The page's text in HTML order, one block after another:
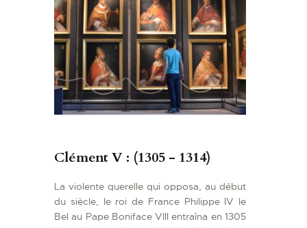
Clément V : (1305 - 1314)
La violente querelle qui opposa, au début
du siècle, le roi de France Philippe IV le
Bel au Pape Boniface VIII entraîna en 1305